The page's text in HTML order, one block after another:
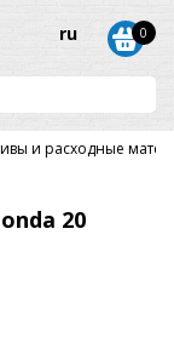
ru 0
и расходные
20